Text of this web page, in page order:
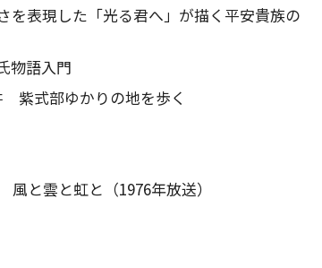
表現した「光る君へ」が描く平安貴族の
物語入門
式部ゆかりの地を歩く
風と雲と虹と（1976年放送）